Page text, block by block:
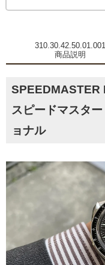
310.30.42.50.01.001
商品説明
SPEEDMASTER
スピードマスタ
ョナル